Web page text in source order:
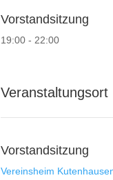
Vorstandsitzung
19:00 - 22:00
Veranstaltungsort
Vorstandsitzung
Vereinsheim